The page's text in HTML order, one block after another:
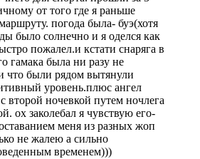
от того где я раньше
погода была- буэ(хотя
было солнечно и я оделся как
пожалел.и кстати снаряга в
гамака была ни разу не
что были рядом вытянули
уровень.плюс ангел
второй ночевкой путем ночлега
ох заколебал я чувствую его-
меня из разных жоп
не жалею а сильно
временем)))